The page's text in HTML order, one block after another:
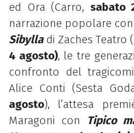
ed Ora (Carro, sabato
narrazione popolare con
Sibylladi Zaches Teatro
4 agosto), le tre
confronto del
Alice Conti (Sesta
agosto), l’attesa
Maragoni con
Tipico